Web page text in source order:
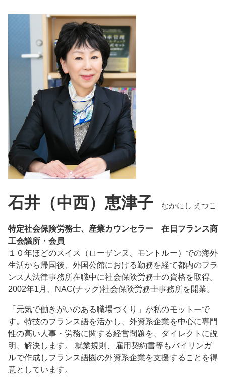
石井（中西）恵津子 なかにし えつこ
特定社会保険労務士、産業カウンセラー 在日フランス商
工会議所・会員
１０年ほどのスイス（ローザンヌ、モントルー）での海外
生活から帰国後、外国公館における勤務を経て都内のフラ
ンス人法律事務所在職中に社会保険労務士の資格を取得。
2002年1月、NAC(ナック)社会保険労務士事務所を開業。
「元気で働きがいのある職場づくり」が私のモットーで
す。特技のフランス語を活かし、外資系企業を中心に専門
性の高い人事・労務に関する経営問題を、ダイレクトに説
明、解決します。 就業規則、雇用契約書等もバイリンガ
ルで作成しフランス語圏の外資系企業を支援することを得
意としています。